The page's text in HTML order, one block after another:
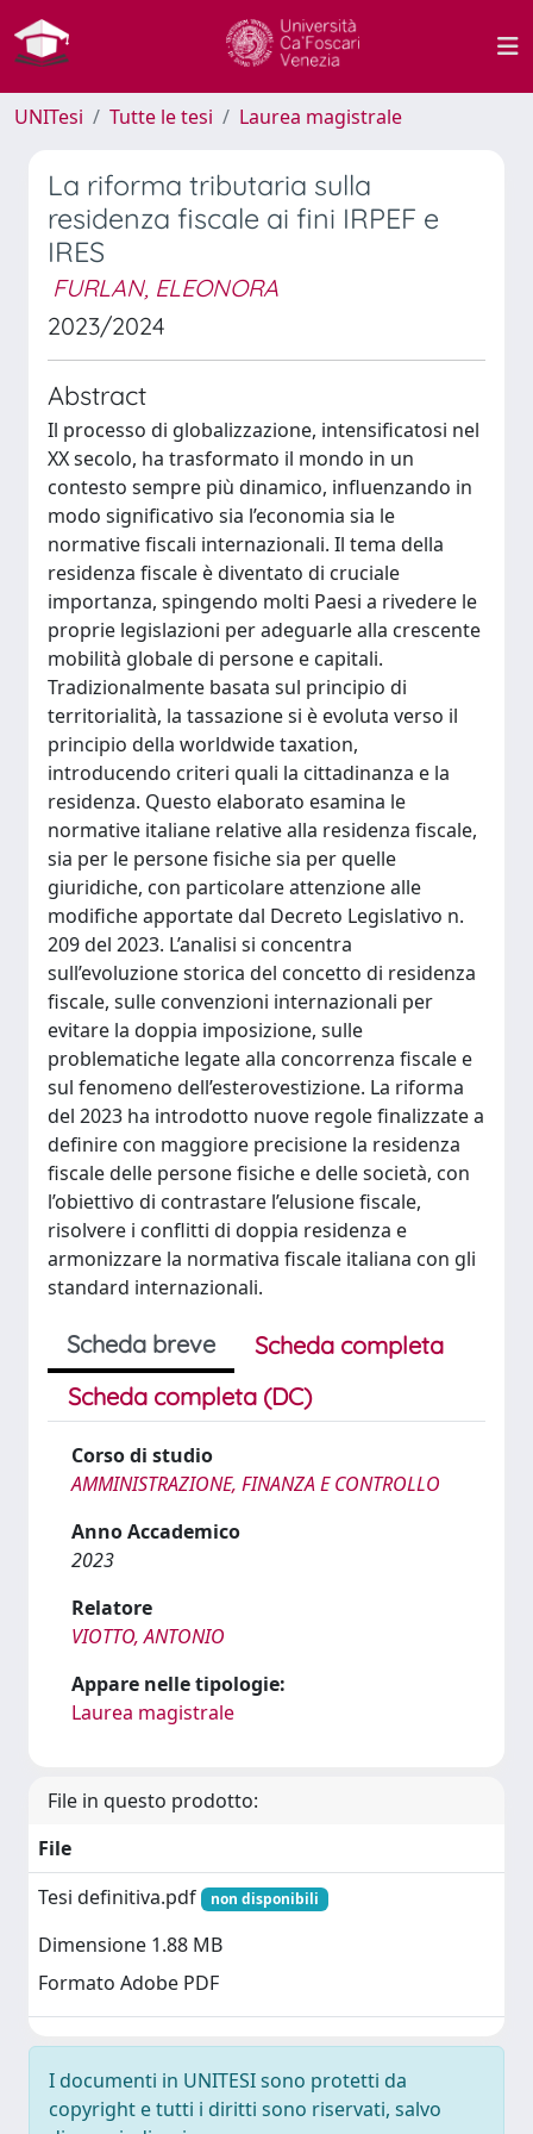
UNITesi Tutte le tesi Laurea magistrale
La riforma tributaria sulla
residenza fiscale ai fini IRPEF e
IRES
FURLAN, ELEONORA
2023/2024
Abstract
Il processo di globalizzazione, intensificatosi nel
XX secolo, ha trasformato il mondo in un
contesto sempre più dinamico, influenzando in
modo significativo sia l’economia sia le
normative fiscali internazionali. Il tema della
residenza fiscale è diventato di cruciale
importanza, spingendo molti Paesi a rivedere le
proprie legislazioni per adeguarle alla crescente
mobilità globale di persone e capitali.
Tradizionalmente basata sul principio di
territorialità, la tassazione si è evoluta verso il
principio della worldwide taxation,
introducendo criteri quali la cittadinanza e la
residenza. Questo elaborato esamina le
normative italiane relative alla residenza fiscale,
sia per le persone fisiche sia per quelle
giuridiche, con particolare attenzione alle
modifiche apportate dal Decreto Legislativo n.
209 del 2023. L’analisi si concentra
sull’evoluzione storica del concetto di residenza
fiscale, sulle convenzioni internazionali per
evitare la doppia imposizione, sulle
problematiche legate alla concorrenza fiscale e
sul fenomeno dell’esterovestizione. La riforma
del 2023 ha introdotto nuove regole finalizzate a
definire con maggiore precisione la residenza
fiscale delle persone fisiche e delle società, con
l’obiettivo di contrastare l’elusione fiscale,
risolvere i conflitti di doppia residenza e
armonizzare la normativa fiscale italiana con gli
standard internazionali.
Scheda breve
Scheda completa
Scheda completa (DC)
Corso di studio
AMMINISTRAZIONE, FINANZA E CONTROLLO
Anno Accademico
2023
Relatore
VIOTTO, ANTONIO
Appare nelle tipologie:
Laurea magistrale
File in questo prodotto:
File
Tesi definitiva.pdf
non disponibili
Dimensione 1.88 MB
Formato Adobe PDF
I documenti in UNITESI sono protetti da
copyright e tutti i diritti sono riservati, salvo